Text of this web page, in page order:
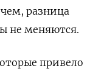
разница
не меняются.
привело